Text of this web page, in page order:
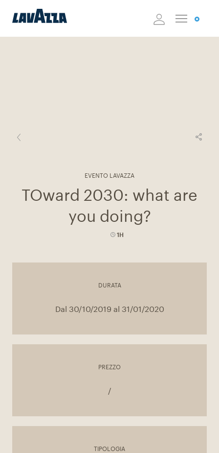
EVENTO LAVAZZA
TOward 2030: what are
you doing?
1H
DURATA
Dal 30/10/2019 al 31/01/2020
PREZZO
/
TIPOLOGIA